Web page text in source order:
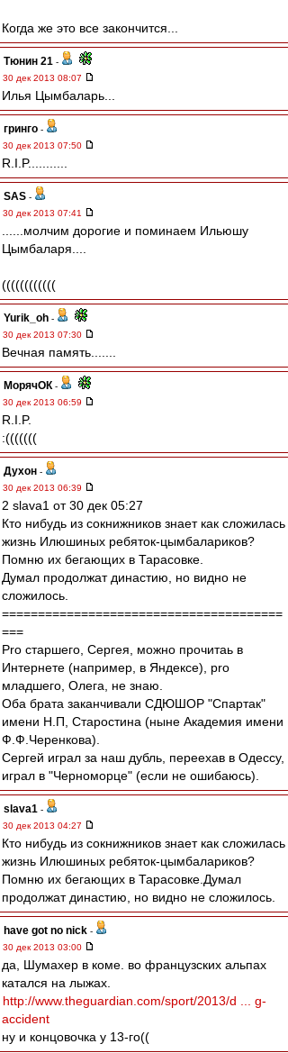
Когда же это все закончится...
Тюнин 21 -
30 дек 2013 08:07
Илья Цымбаларь...
гринго -
30 дек 2013 07:50
R.I.P...........
SAS -
30 дек 2013 07:41
......молчим дорогие и поминаем Ильюшу
Цымбаларя....
((((((((((((
Yurik_oh -
30 дек 2013 07:30
Вечная память.......
МорячОК -
30 дек 2013 06:59
R.I.P.
:(((((((
Духон -
30 дек 2013 06:39
2 slava1 от 30 дек 05:27
Кто нибудь из сокнижников знает как сложилась
жизнь Илюшиных ребяток-цымбалариков?
Помню их бегающих в Тарасовке.
Думал продолжат династию, но видно не
сложилось.
=======================================
===
Pro старшего, Сергея, можно прочитаь в
Интернете (например, в Яндексе), pro
младшего, Олега, не знаю.
Оба брата заканчивали СДЮШОР "Спартак"
имени Н.П, Старостина (ныне Академия имени
Ф.Ф.Черенкова).
Сергей играл за наш дубль, переехав в Одессу,
играл в "Черноморце" (если не ошибаюсь).
slava1 -
30 дек 2013 04:27
Кто нибудь из сокнижников знает как сложилась
жизнь Илюшиных ребяток-цымбалариков?
Помню их бегающих в Тарасовке.Думал
продолжат династию, но видно не сложилось.
have got no nick -
30 дек 2013 03:00
да, Шумахер в коме. во французских альпах
катался на лыжах.
http://www.theguardian.com/sport/2013/d ... g-
accident
ну и концовочка у 13-го((